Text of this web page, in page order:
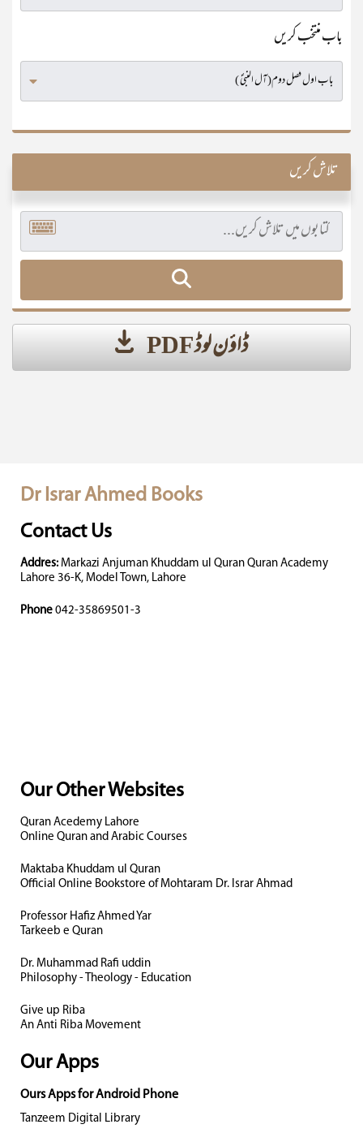
باب منتخب کریں
تلاش کریں
ڈاؤن لوڈ PDF
Dr Israr Ahmed Books
Contact Us
Addres: Markazi Anjuman Khuddam ul Quran Quran Academy
Lahore 36-K, Model Town, Lahore
Phone 042-35869501-3
Our Other Websites
Quran Acedemy Lahore
Online Quran and Arabic Courses
Maktaba Khuddam ul Quran
Official Online Bookstore of Mohtaram Dr. Israr Ahmad
Professor Hafiz Ahmed Yar
Tarkeeb e Quran
Dr. Muhammad Rafi uddin
Philosophy - Theology - Education
Give up Riba
An Anti Riba Movement
Our Apps
Ours Apps for Android Phone
Tanzeem Digital Library